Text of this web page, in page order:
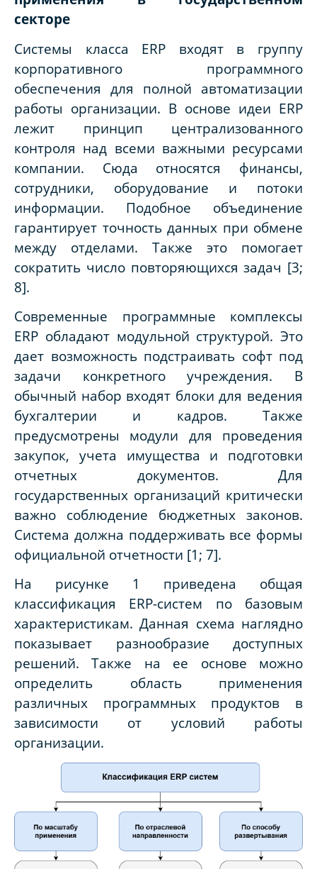
секторе
Системы класса ERP входят в группу
корпоративного программного
обеспечения для полной автоматизации
работы организации. В основе идеи ERP
лежит принцип централизованного
контроля над всеми важными ресурсами
компании. Сюда относятся финансы,
сотрудники, оборудование и потоки
информации. Подобное объединение
гарантирует точность данных при обмене
между отделами. Также это помогает
сократить число повторяющихся задач [3;
8].
Современные программные комплексы
ERP обладают модульной структурой. Это
дает возможность подстраивать софт под
задачи конкретного учреждения. В
обычный набор входят блоки для ведения
бухгалтерии и кадров. Также
предусмотрены модули для проведения
закупок, учета имущества и подготовки
отчетных документов. Для
государственных организаций критически
важно соблюдение бюджетных законов.
Система должна поддерживать все формы
официальной отчетности [1; 7].
На рисунке 1 приведена общая
классификация ERP-систем по базовым
характеристикам. Данная схема наглядно
показывает разнообразие доступных
решений. Также на ее основе можно
определить область применения
различных программных продуктов в
зависимости от условий работы
организации.